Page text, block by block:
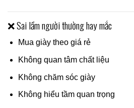
❌ Sai lầm người thường hay mắc
Mua giày theo giá rẻ
Không quan tâm chất liệu
Không chăm sóc giày
Không hiểu tầm quan trọng